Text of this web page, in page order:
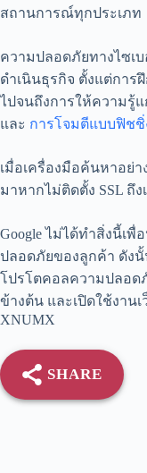
สถานการณ์ทุกประเภท
ความปลอดภัยทางไซเ
ดำเนินธุรกิจ ตั้งแต่การ
ไปจนถึงการให้ความรู้
และ การโจมตีแบบฟิชชิ่
เมื่อเครื่องมือค้นหาอย่า
มาหากไม่ติดตั้ง SSL ถึ
Google ไม่ได้ทำสิ่งนี้เพื่
ปลอดภัยของลูกค้า ดังนั้
โปรโตคอลความปลอด
ข้างต้น และเปิดใช้งาน
XNUMX
SHARE